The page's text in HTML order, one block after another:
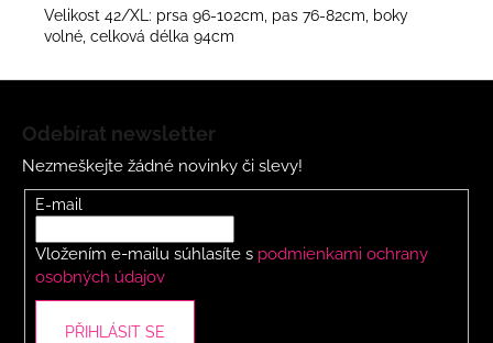
Velikost 42/XL: prsa 96-102cm, pas 76-82cm, boky
volné, celková délka 94cm
Odebírat newsletter
Nezmeškejte žádné novinky či slevy!
E-mail
Vložením e-mailu súhlasíte s podmienkami ochrany
osobných údajov
PŘIHLÁSIT SE